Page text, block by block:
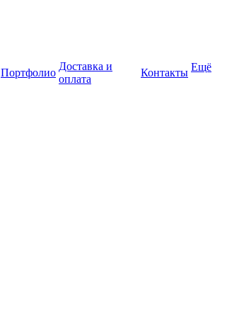
Портфолио
Доставка и
оплата
Контакты Ещё